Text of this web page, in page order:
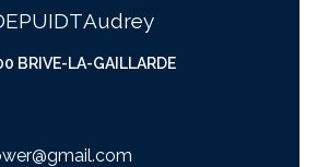
audrey
BRIVE-LA-GAILLARDE